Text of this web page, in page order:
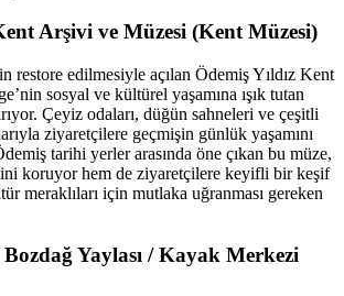
Arşivi ve Müzesi (Kent Müzesi)
restore edilmesiyle açılan Ödemiş Yıldız Kent
sosyal ve kültürel yaşamına ışık tutan
Çeyiz odaları, düğün sahneleri ve çeşitli
ziyaretçilere geçmişin günlük yaşamını
tarihi yerler arasında öne çıkan bu müze,
koruyor hem de ziyaretçilere keyifli bir keşif
meraklıları için mutlaka uğranması gereken
Yaylası / Kayak Merkezi